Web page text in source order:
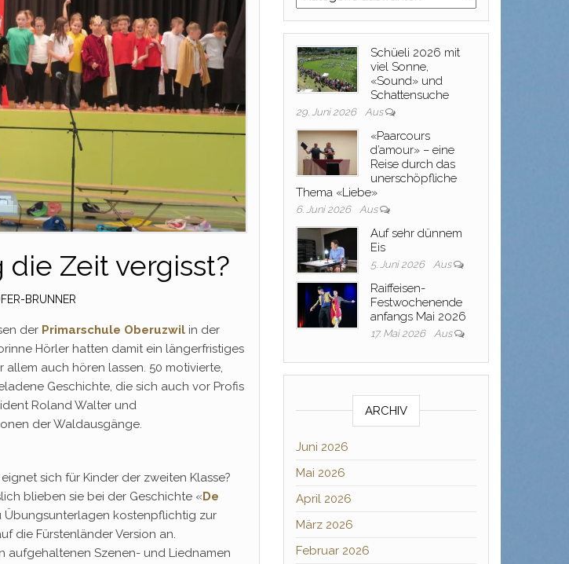
die Zeit vergisst?
BRUNNER
der Primarschule Oberuzwil in der
Hörler hatten damit ein längerfristiges
auch hören lassen. 50 motivierte,
Geschichte, die sich auch vor Profis
Roland Walter und
der Waldausgänge.
sich für Kinder der zweiten Klasse?
blieben sie bei der Geschichte «De
Übungsunterlagen kostenpflichtig zur
die Fürstenländer Version an.
aufgehaltenen Szenen- und Liednamen
Schüeli 2026 mit
viel Sonne,
«Sound» und
Schattensuche
29. Juni 2026 Aus
«Paarcours
d’amour» – eine
Reise durch das
unerschöpfliche
Thema «Liebe»
6. Juni 2026 Aus
Auf sehr dünnem
Eis
5. Juni 2026 Aus
Raiffeisen-
Festwochenende
anfangs Mai 2026
17. Mai 2026 Aus
ARCHIV
Juni 2026
Mai 2026
April 2026
März 2026
Februar 2026